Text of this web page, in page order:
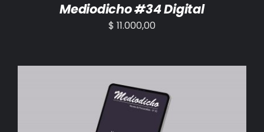
Mediodicho #34 Digital
$ 11.000,00